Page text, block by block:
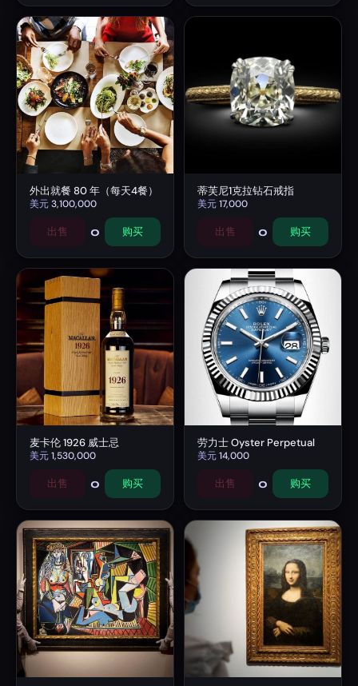
外出就餐 80 年（每天4餐）
美元3,100,000
出售 0 购买
蒂芙尼1克拉钻石戒指
美元17,000
出售 0 购买
麦卡伦 1926 威士忌
美元1,530,000
出售 0 购买
劳力士 Oyster Perpetual
美元14,000
出售 0 购买